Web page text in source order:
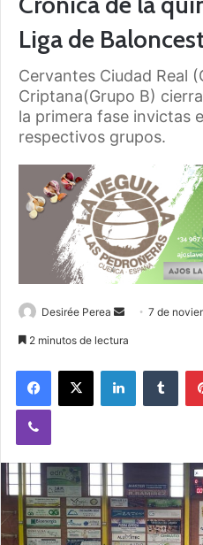
Liga de
Cervantes Ciudad Real
Criptana(Grupo B)
la primera fase invictas
respectivos grupos.
Desirée Perea
m
a
i
l
7 de
2 minutos de lectura